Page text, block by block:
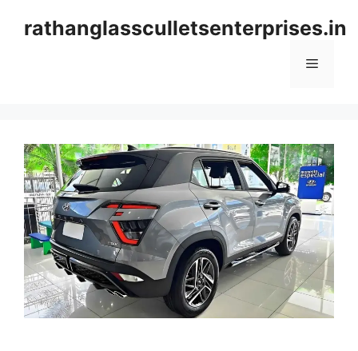
rathanglassculletsenterprises.in
Menu